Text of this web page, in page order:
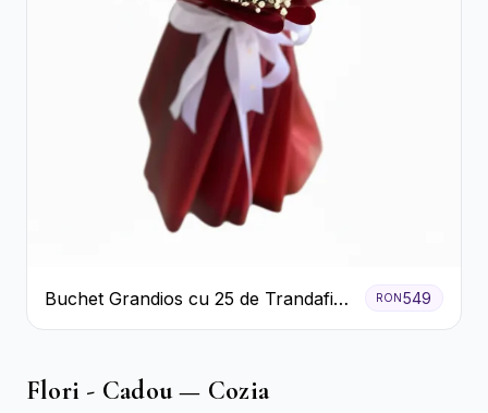
Buchet Grandios cu 25 de Trandafiri
Roșii
RON 549
Flori - Cadou — Cozia